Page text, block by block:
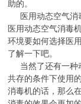
助的。
医用动态空气
医用动态空气消毒
环境要如何选择医
了解一下吧。
当然了还有一
共存的条件下使用
消毒机的话，那么